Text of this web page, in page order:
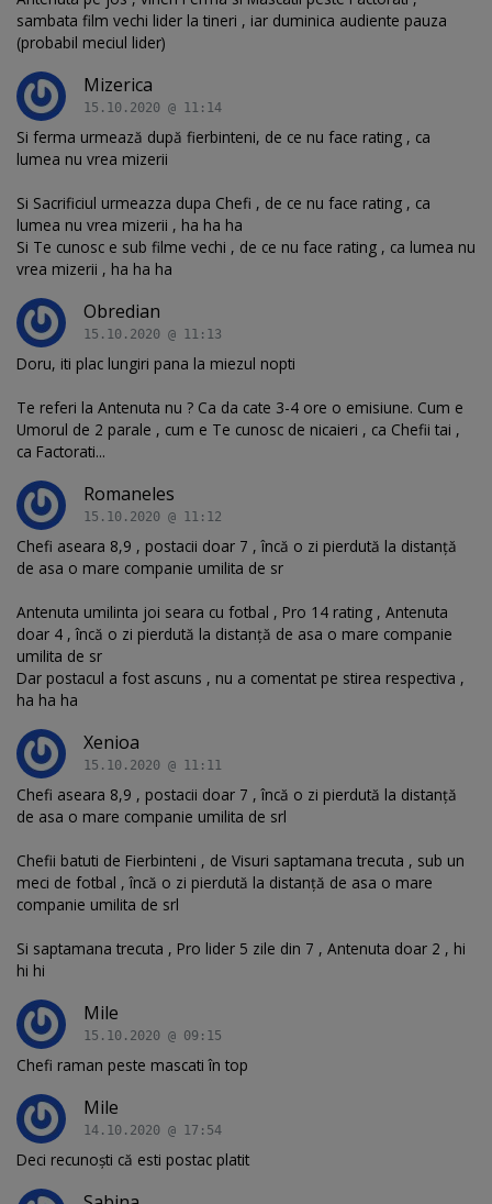
sambata film vechi lider la tineri , iar duminica audiente pauza
(probabil meciul lider)
Mizerica
15.10.2020 @ 11:14
Si ferma urmează după fierbinteni, de ce nu face rating , ca
lumea nu vrea mizerii
Si Sacrificiul urmeazza dupa Chefi , de ce nu face rating , ca
lumea nu vrea mizerii , ha ha ha
Si Te cunosc e sub filme vechi , de ce nu face rating , ca lumea nu
vrea mizerii , ha ha ha
Obredian
15.10.2020 @ 11:13
Doru, iti plac lungiri pana la miezul nopti
Te referi la Antenuta nu ? Ca da cate 3-4 ore o emisiune. Cum e
Umorul de 2 parale , cum e Te cunosc de nicaieri , ca Chefii tai ,
ca Factorati...
Romaneles
15.10.2020 @ 11:12
Chefi aseara 8,9 , postacii doar 7 , încă o zi pierdută la distanță
de asa o mare companie umilita de sr
Antenuta umilinta joi seara cu fotbal , Pro 14 rating , Antenuta
doar 4 , încă o zi pierdută la distanță de asa o mare companie
umilita de sr
Dar postacul a fost ascuns , nu a comentat pe stirea respectiva ,
ha ha ha
Xenioa
15.10.2020 @ 11:11
Chefi aseara 8,9 , postacii doar 7 , încă o zi pierdută la distanță
de asa o mare companie umilita de srl
Chefii batuti de Fierbinteni , de Visuri saptamana trecuta , sub un
meci de fotbal , încă o zi pierdută la distanță de asa o mare
companie umilita de srl
Si saptamana trecuta , Pro lider 5 zile din 7 , Antenuta doar 2 , hi
hi hi
Mile
15.10.2020 @ 09:15
Chefi raman peste mascati în top
Mile
14.10.2020 @ 17:54
Deci recunoști că esti postac platit